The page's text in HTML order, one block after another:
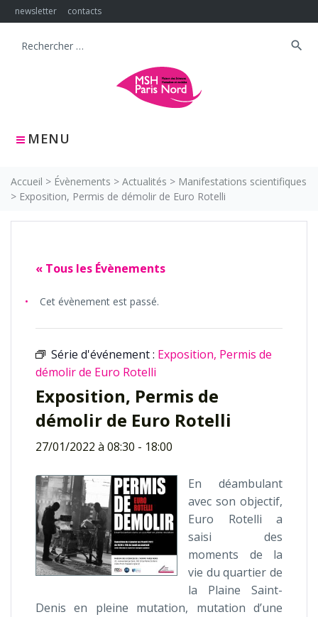
Skip
to
newsletter contacts
MENU
Search
search
Accueil > Évènements > Actualités > Manifestations scientifiques
> Exposition, Permis de démolir de Euro Rotelli
« Tous les Évènements
Cet évènement est passé.
Série d'événement : Exposition, Permis de
démolir de Euro Rotelli
Exposition, Permis de
démolir de Euro Rotelli
27/01/2022 à 08:30 - 18:00
En déambulant
avec son objectif,
Euro Rotelli a
saisi des
moments de la
vie du quartier de
la Plaine Saint-
Denis en pleine mutation, mutation d’une